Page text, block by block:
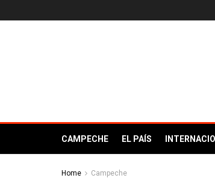
CAMPECHE EL PAÍS
Home Campeche